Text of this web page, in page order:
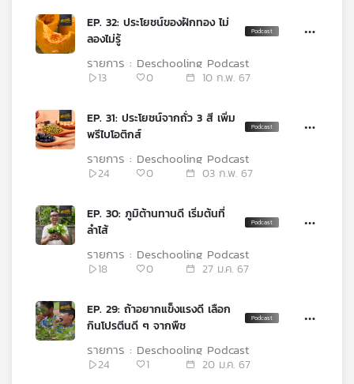
EP. 32: ประโยชน์ของฝักทอง ไม่
ลองไม่รู้
13 0 10 ก.พ. 67
รายการ : Deschooling Podcast
EP. 31: ประโยชน์จากถั่ว 3 สี เพิ่ม
พรีไบโอติกส์
24 0 03 ก.พ. 67
รายการ : Deschooling Podcast
EP. 30: ภูมิต้านทานดี เริ่มต้นที่
ลำไส้
18 0 27 ม.ค. 67
รายการ : Deschooling Podcast
EP. 29: ถ้าอยากแข็งแรงดี เลือก
กินโปรตีนดี ๆ จากพืช
24 1 20 ม.ค. 67
รายการ : Deschooling Podcast